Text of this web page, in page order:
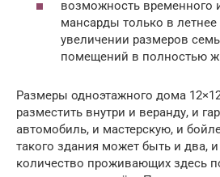
возможность временного
мансарды только в летнее
увеличении размеров
помещений в полностью
Размеры одноэтажного дома
разместить внутри и веранду, и
автомобиль, и мастерскую, и
такого здания может быть и два,
количество проживающих здесь